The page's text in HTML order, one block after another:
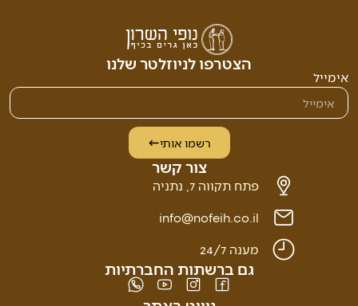
צור קשר
פתח תקווה 7, נתניה
info@nofeih.co.il
מענה 24/7
גם ברשתות החברתיות
הצטרפו לניוזלטר שלנו
אימייל
רשמו אותי